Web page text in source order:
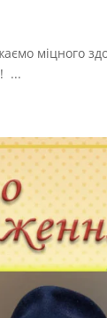
міцного
...